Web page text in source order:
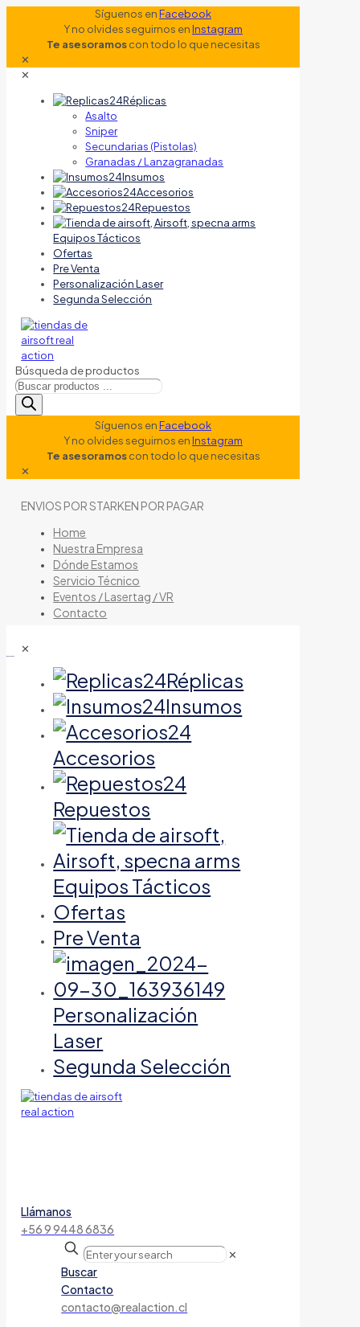
Síguenos enFacebook
Y no olvides seguirnos enInstagram
Te asesoramoscon todo lo que necesitas
✕
✕
Réplicas
Asalto
Sniper
Secundarias (Pistolas)
Granadas / Lanzagranadas
Insumos
Accesorios
Repuestos
Equipos Tácticos
Ofertas
Pre Venta
Personalización Laser
Segunda Selección
Búsqueda de productos
Síguenos enFacebook
Y no olvides seguirnos enInstagram
Te asesoramoscon todo lo que necesitas
✕
ENVIOS POR STARKEN POR PAGAR
Home
Nuestra Empresa
Dónde Estamos
Servicio Técnico
Eventos / Lasertag / VR
Contacto
✕
Réplicas
Insumos
Accesorios
Repuestos
Equipos Tácticos
Ofertas
Pre Venta
Personalización
Laser
Segunda Selección
Llámanos
+56 9 9448 6836
✕
Buscar
Contacto
contacto@realaction.cl